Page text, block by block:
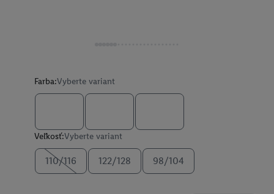
Farba:Vyberte variant
Veľkosť:Vyberte variant
110/116 122/128 98/104